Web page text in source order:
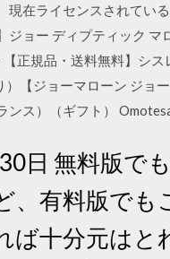
現在ライセンスされてい
ジョー ディプティック マ
【正規品・送料無料】シス
）【ジョーマローン ジョ
ンス）（ギフト）
日 無料版で
、有料版でも
ば十分元はと